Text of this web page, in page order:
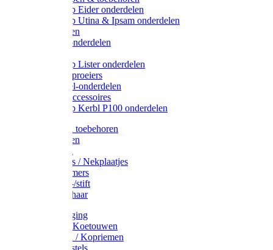
Weidepomp Eider onderdelen
Weidepomp Utina & Ipsam onderdelen
Drinkbakken
Drinkbak onderdelen
Weidepomp Lister onderdelen
Nippels / Sproeiers
Drinknippel-onderdelen
Drinkbak accessoires
Weidepomp Kerbl P100 onderdelen
Oormerken toebehoren
Enkelbanden
Halsplaatjes / Nekplaatjes
Kokernummers
Merkspray-/stift
Veemerkschaar
Uierverzorging
Halsters & Koetouwen
Halsriemen / Kopriemen
Koerugborstels